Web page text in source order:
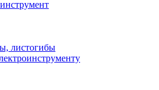
листогибы